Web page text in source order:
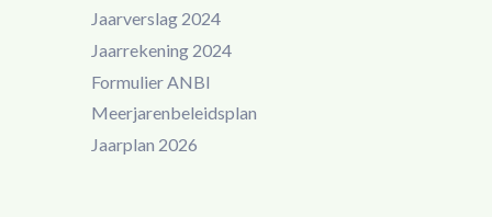
Jaarverslag 2024
Jaarrekening 2024
Formulier ANBI
Meerjarenbeleidsplan
Jaarplan 2026